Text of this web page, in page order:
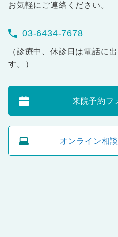
お気軽にご連絡ください。
03-6434-7678
（診療中、休診日は電話に
す。）
来院予約フ
オンライン相